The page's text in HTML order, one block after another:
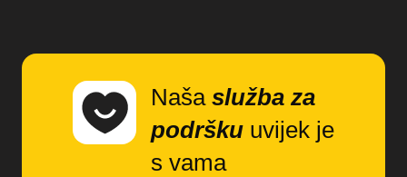
Naša služba za
podršku uvijek je
s vama